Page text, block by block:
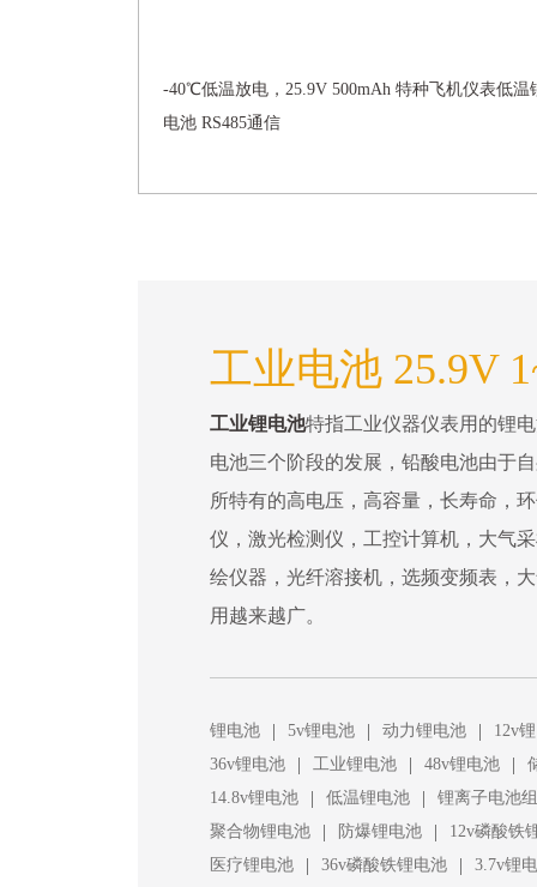
-40℃低温放电，25.9V 500mAh 特种飞机仪表低温
电池 RS485通信
工业电池 25.9V
工业锂电池特指工业仪器仪表用的锂
电池三个阶段的发展，铅酸电池由于
所特有的高电压，高容量，长寿命，
仪，激光检测仪，工控计算机，大气
绘仪器，光纤溶接机，选频变频表，
用越来越广。
锂电池 | 5v锂电池 | 动力锂电池 |
12v
36v锂电池
| 工业锂电池 | 48v锂电池 |
14.8v锂电池
| 低温锂电池 |
锂离子电池组
聚合物锂电池
| 防爆锂电池 |
12v磷酸铁
医疗锂电池
| 36v磷酸铁锂电池 | 3.7v锂